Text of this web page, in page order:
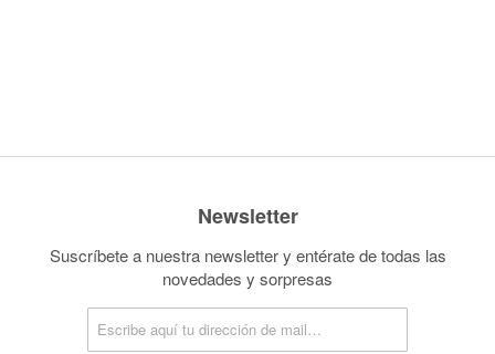
Newsletter
Suscríbete a nuestra newsletter y entérate de todas las
novedades y sorpresas